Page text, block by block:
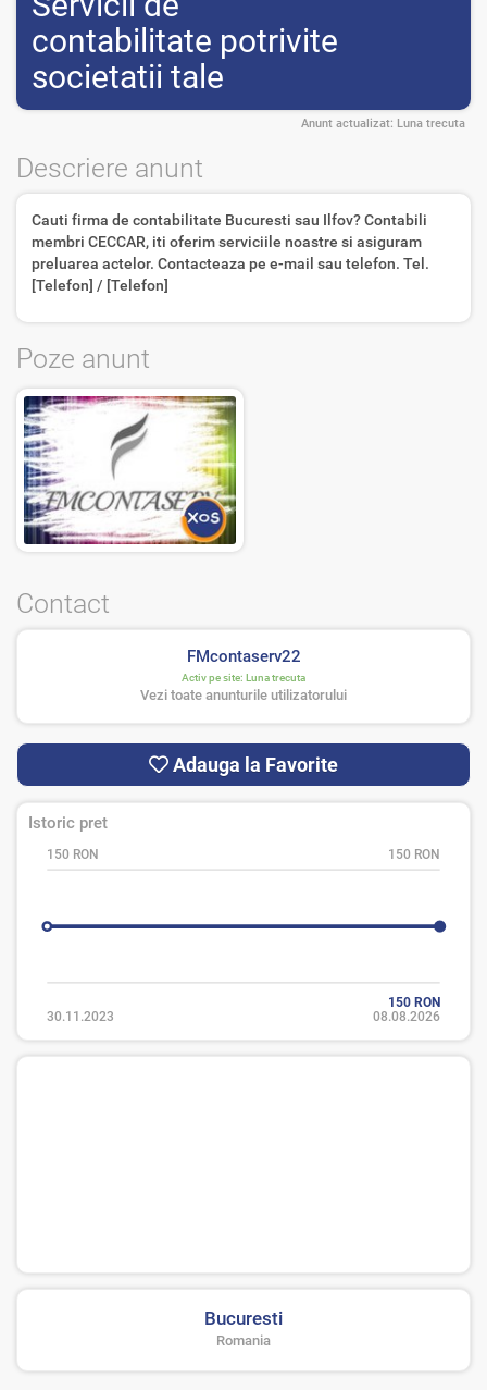
contabilitate potrivite
societatii tale
Anunt actualizat: Luna trecuta
Descriere anunt
Cauti firma de contabilitate Bucuresti sau Ilfov? Contabili
membri CECCAR, iti oferim serviciile noastre si asiguram
preluarea actelor. Contacteaza pe e-mail sau telefon. Tel.
[Telefon] / [Telefon]
Poze anunt
Contact
FMcontaserv22
Activ pe site: Luna trecuta
Vezi toate anunturile utilizatorului
Adauga la Favorite
Istoric pret
150 RON 150 RON
150 RON
30.11.2023
08.08.2026
Bucuresti
Romania